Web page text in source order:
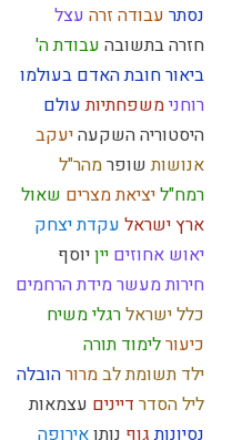
נסתר עבודה זרה עצל
חזרה בתשובה עבודת ה'
ביאור חובת האדם בעולמו
רוחנימשפחתיותעולם
היסטוריההשקעהיעקב
אנושותשופרמהר"ל
רמח"ליציאת מצרים שאול
ארץ ישראל עקדת יצחק
יאוש אחוזים ייןיוסף
חירותמעשרמידת הרחמים
כלל ישראלרגלי משיח
כיעורלימוד תורה
ילד תשומת לבמרורהובלה
ליל הסדר דיינים עצמאות
נסיונותגוף נותןאירופה